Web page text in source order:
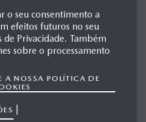
o seu consentimento a
efeitos futuros no seu
Privacidade. Também
sobre o processamento
A NOSSA POLÍTICA DE
|